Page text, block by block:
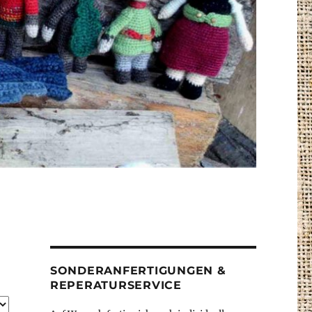
SONDERANFERTIGUNGEN &
REPERATURSERVICE